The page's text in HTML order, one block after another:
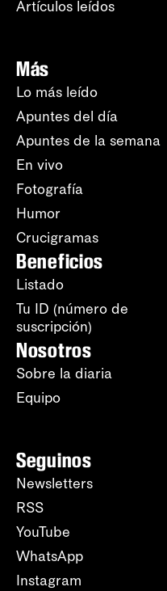
Artículos leídos
Más
Lo más leído
Apuntes del día
Apuntes de la semana
En vivo
Fotografía
Humor
Crucigramas
Beneficios
Listado
Tu ID (número de
suscripción)
Nosotros
Sobre la diaria
Equipo
Seguinos
Newsletters
RSS
YouTube
WhatsApp
Instagram